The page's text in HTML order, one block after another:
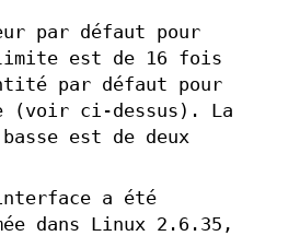
par défaut pour
est de 16 fois
par défaut pour
(voir ci-dessus). La
est de deux
a été
dans Linux 2.6.35,